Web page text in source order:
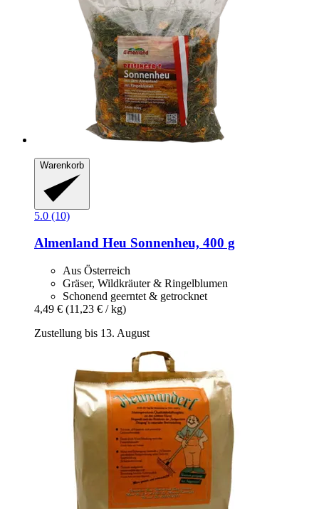
Warenkorb
5.0 (10)
Almenland Heu Sonnenheu, 400 g
Aus Österreich
Gräser, Wildkräuter & Ringelblumen
Schonend geerntet & getrocknet
4,49 € (11,23 € / kg)
Zustellung bis 13. August